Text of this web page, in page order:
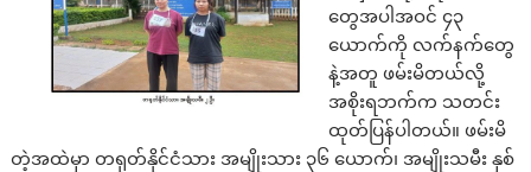
တွေအပါအဝင် ၄၃
ယောက်ကို လက်နက်တွေ
နဲ့အတူ ဖမ်းမိတယ်လို့
အစိုးရဘက်က သတင်း
ထုတ်ပြန်ပါတယ်။ ဖမ်းမိ
တဲ့အထဲမှာ တရုတ်နိုင်ငံသား အမျိုးသား ၃၆ ယောက်၊ အမျိုးသမီး နှစ်